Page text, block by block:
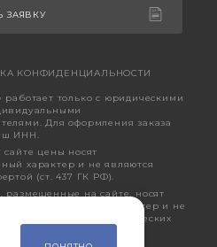
ЗАЯВКУ
КОНФИДЕНЦИАЛЬНОСТИ
только с юридическими
Для оформления заказа
ИНН.
цены носят
характер и не являются
(ст. 437 ГК РФ).
размещенные на сайте, носят
ознакомительный характер и не
отображением фактических
товара.